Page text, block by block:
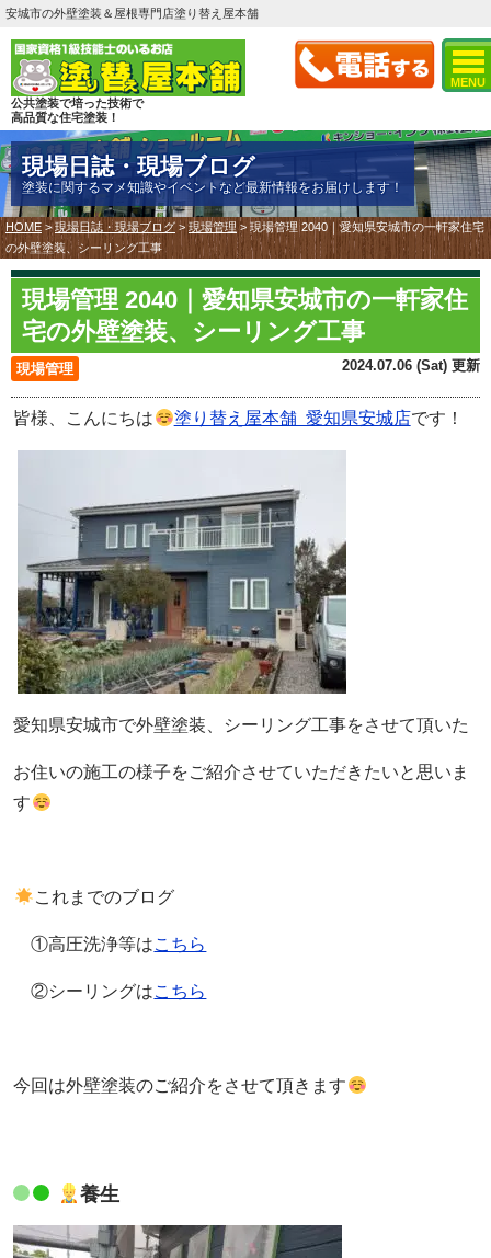
MENU
安城市の外壁塗装＆屋根専門店塗り替え屋本舗
公共塗装で培った技術で
高品質な住宅塗装！
現場日誌・現場ブログ
塗装に関するマメ知識やイベントなど最新情報をお届けします！
HOME >現場日誌・現場ブログ > 現場管理 > 現場管理 2040｜愛知県安城市の一軒家住宅
の外壁塗装、シーリング工事
現場管理 2040｜愛知県安城市の一軒家住
宅の外壁塗装、シーリング工事
現場管理 2024.07.06 (Sat) 更新
皆様、こんにちは 塗り替え屋本舗 愛知県安城店です！
愛知県安城市で外壁塗装、シーリング工事をさせて頂いた
お住いの施工の様子をご紹介させていただきたいと思いま
す
これまでのブログ
①高圧洗浄等はこちら
②シーリングはこちら
今回は外壁塗装のご紹介をさせて頂きます
養生